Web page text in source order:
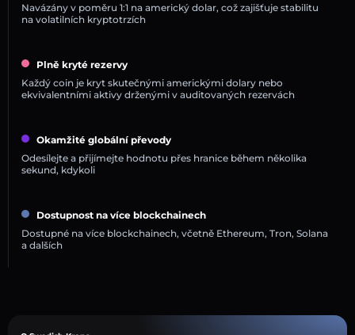
Navázány v poměru 1:1 na americký dolar, což zajišťuje stabilitu
na volatilních kryptotrzích
Plně kryté rezervy
Každý coin je kryt skutečnými americkými dolary nebo
ekvivalentními aktivy drženými v auditovaných rezervách
Okamžité globální převody
Odesílejte a přijímejte hodnotu přes hranice během několika
sekund, kdykoli
Dostupnost na více blockchainech
Dostupné na více blockchainech, včetně Ethereum, Tron, Solana
a dalších